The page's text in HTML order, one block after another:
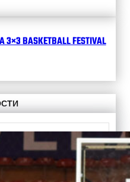
3×3 BASKETBALL FESTIVAL